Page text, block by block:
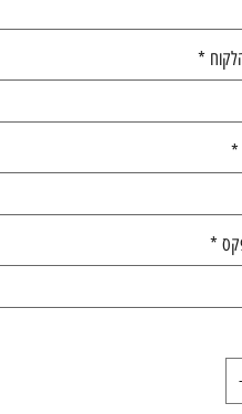
*
*
*